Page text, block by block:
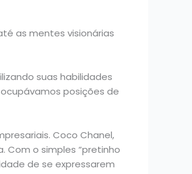
as mentes visionárias
suas habilidades
posições de
Coco Chanel,
Com o simples “pretinho
de se expressarem